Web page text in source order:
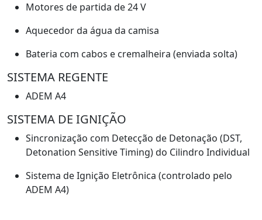
Motores de partida de 24 V
Aquecedor da água da camisa
Bateria com cabos e cremalheira (enviada solta)
SISTEMA REGENTE
ADEM A4
SISTEMA DE IGNIÇÃO
Sincronização com Detecção de Detonação (DST,
Detonation Sensitive Timing) do Cilindro Individual
Sistema de Ignição Eletrônica (controlado pelo
ADEM A4)